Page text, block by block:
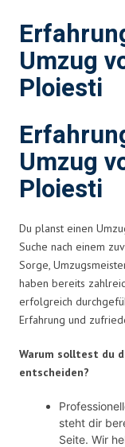
Umzug
Ploiesti
Umzug
Ploiesti
Du planst einen
Suche nach einem
Sorge,
haben bereits
erfolgreich
Erfahrung und
Warum solltest du
entscheiden?
steht dir
Seite. Wir